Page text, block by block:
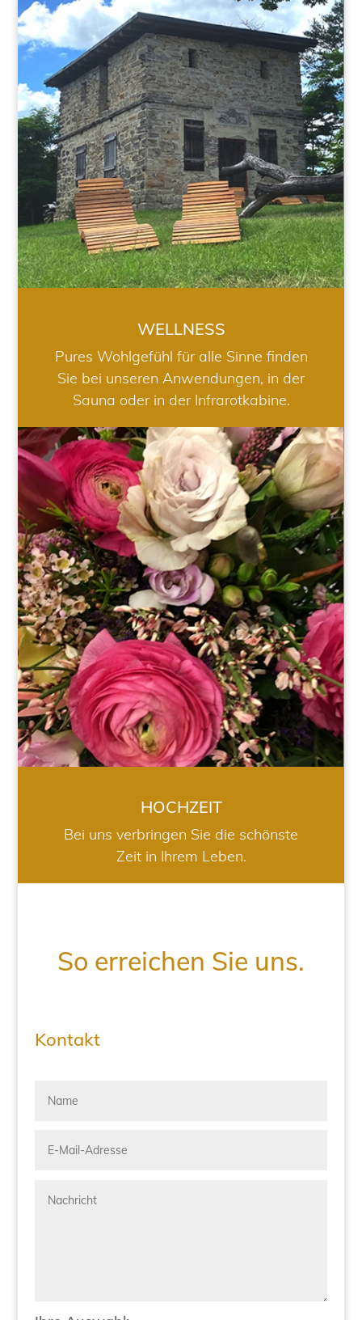
WELLNESS
WELLNESS
Pures Wohlgefühl für alle Sinne finden
Sie bei unseren Anwendungen, in der
Sauna oder in der Infrarotkabine.
HOCHZEIT
HOCHZEIT
Bei uns verbringen Sie die schönste
Zeit in Ihrem Leben.
So erreichen Sie uns.
Kontakt